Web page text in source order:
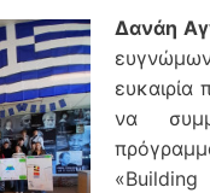
Δανάη
ευκαιρία
να